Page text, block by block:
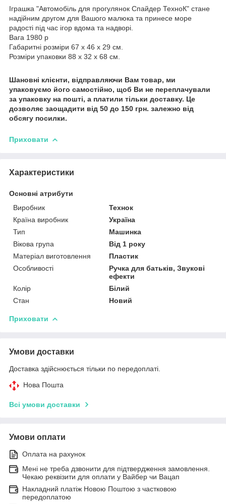
Іграшка "Автомобіль для прогулянок Спайдер ТехноК" стане
надійним другом для Вашого малюка та принесе море
радості під час ігор вдома та надворі.
Вага 1980 р
Габаритні розміри 67 х 46 х 29 см.
Розміри упаковки 88 х 32 х 68 см.
Шановні клієнти, відправляючи Вам товар, ми
упаковуємо його самостійно, щоб Ви не переплачували
за упаковку на пошті, а платили тільки доставку. Це
дозволяє заощадити від 50 до 150 грн. залежно від
обсягу посилки.
Приховати
Характеристики
Основні атрибути
Виробник
Технок
Країна виробник
Україна
Тип
Машинка
Вікова група
Від 1 року
Матеріал виготовлення
Пластик
Особливості
Ручка для батьків, Звукові
ефекти
Колір
Білий
Стан
Новий
Приховати
Умови доставки
Доставка здійснюється тільки по передоплаті.
Нова Пошта
Всі умови доставки
Умови оплати
Оплата на рахунок
Мені не треба дзвонити для підтвердження замовлення.
Чекаю реквізити для оплати у Вайбер чи Вацап
Накладний платіж Новою Поштою з частковою
передоплатою